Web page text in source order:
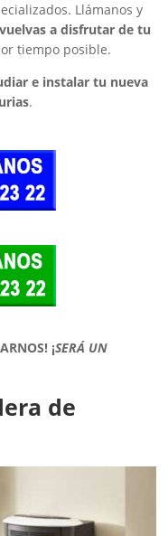
Llámanos y
a disfrutar de tu
tiempo posible.
e instalar tu nueva
.
¡SERÁ UN
de